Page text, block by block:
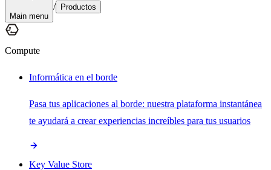
Main menu
/ Productos
Compute
Informática en el borde
Pasa tus aplicaciones al borde: nuestra plataforma instantánea
te ayudará a crear experiencias increíbles para tus usuarios
Key Value Store